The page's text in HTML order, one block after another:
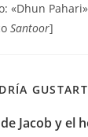
«Dhun
Santoor]
Jacob y el